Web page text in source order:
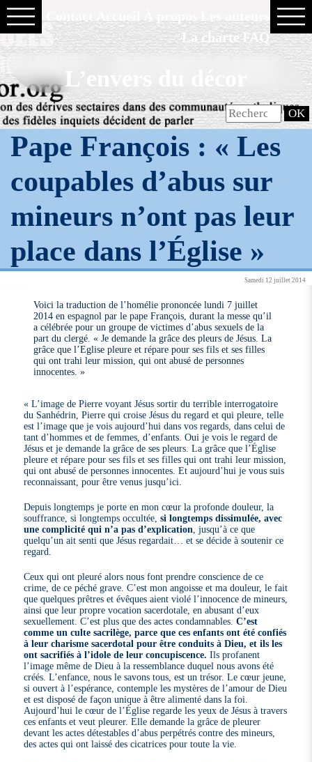
La charte FAQ
L’envers du décor
Pape François : « Les
coupables d’abus sur
mineurs n’ont pas leur
place dans l’Église »
Samedi 12 juillet 2014
Voici la traduction de l’homélie prononcée lundi 7 juillet
2014 en espagnol par le pape François, durant la messe qu’il
a célébrée pour un groupe de victimes d’abus sexuels de la
part du clergé. « Je demande la grâce des pleurs de Jésus. La
grâce que l’Eglise pleure et répare pour ses fils et ses filles
qui ont trahi leur mission, qui ont abusé de personnes
innocentes. »
« L’image de Pierre voyant Jésus sortir du terrible interrogatoire
du Sanhédrin, Pierre qui croise Jésus du regard et qui pleure, telle
est l’image que je vois aujourd’hui dans vos regards, dans celui de
tant d’hommes et de femmes, d’enfants. Oui je vois le regard de
Jésus et je demande la grâce de ses pleurs. La grâce que l’Église
pleure et répare pour ses fils et ses filles qui ont trahi leur mission,
qui ont abusé de personnes innocentes. Et aujourd’hui je vous suis
reconnaissant, pour être venus jusqu’ici.
Depuis longtemps je porte en mon cœur la profonde douleur, la
souffrance, si longtemps occultée,si longtemps dissimulée, avec
une complicité qui n’a pas d’explication , jusqu’à ce que
quelqu’un ait senti que Jésus regardait… et se décide à soutenir ce
regard.
Ceux qui ont pleuré alors nous font prendre conscience de ce
crime, de ce péché grave. C’est mon angoisse et ma douleur, le fait
que quelques prêtres et évêques aient violé l’innocence de mineurs,
ainsi que leur propre vocation sacerdotale, en abusant d’eux
sexuellement. C’est plus que des actes condamnables.C’est
comme un culte sacrilège, parce que ces enfants ont été confiés
à leur charisme sacerdotal pour être conduits à Dieu, et ils les
ont sacrifiés à l’idole de leur concupiscence. Ils profanent
l’image même de Dieu à la ressemblance duquel nous avons été
créés. L’enfance, nous le savons tous, est un trésor. Le cœur jeune,
si ouvert à l’espérance, contemple les mystères de l’amour de Dieu
et est disposé de façon unique à être alimenté dans la foi.
Aujourd’hui le cœur de l’Église regarde les yeux de Jésus à travers
ces enfants et veut pleurer. Elle demande la grâce de pleurer
devant les actes détestables d’abus perpétrés contre des mineurs,
des actes qui ont laissé des cicatrices pour toute la vie.